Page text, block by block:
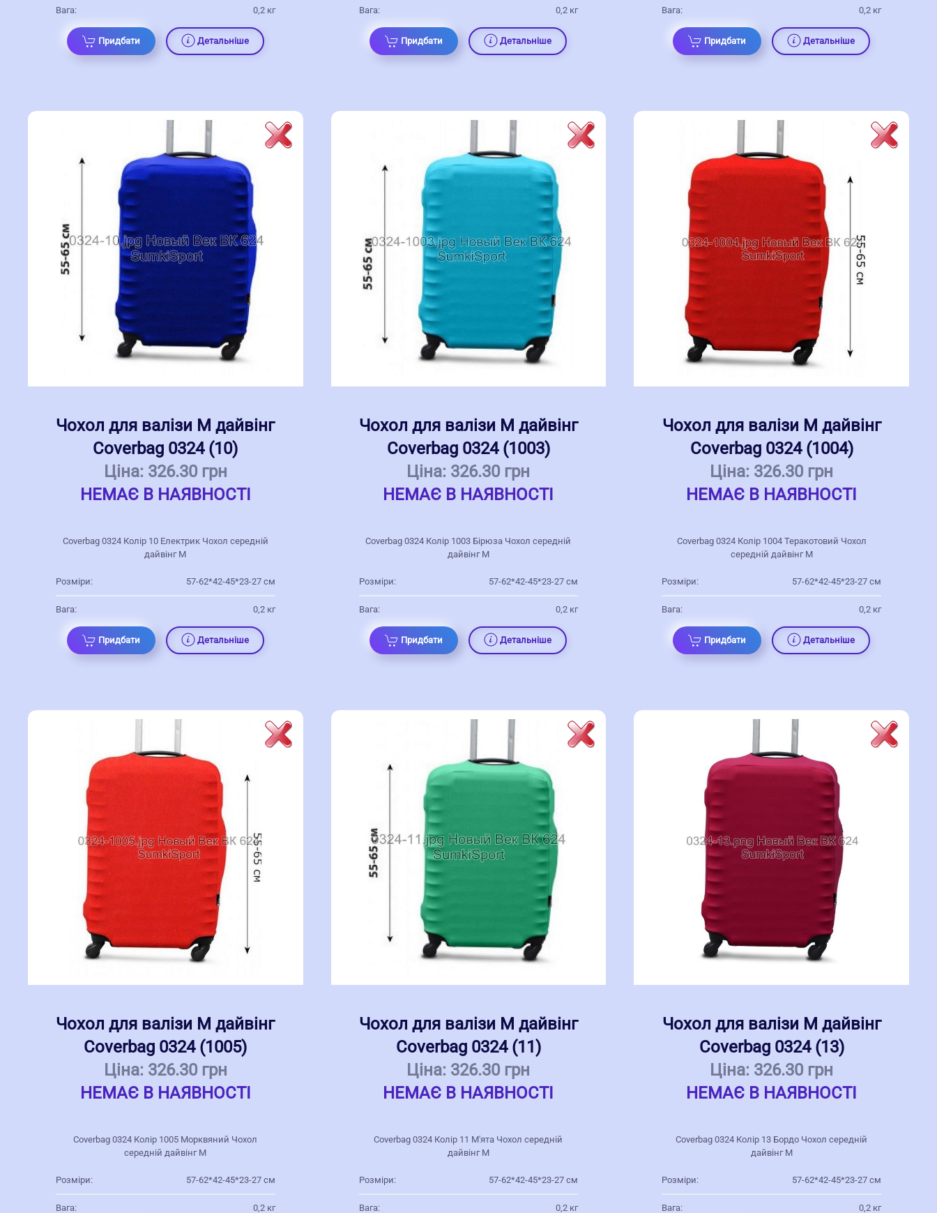
Вага: 0,2 кг
Придбати Детальніше
Вага: 0,2 кг
Придбати Детальніше
Вага: 0,2 кг
Придбати Детальніше
Чохол для валізи M дайвінг
Coverbag 0324 (10)
Ціна: 326.30 грн
НЕМАЄ В НАЯВНОСТІ
Coverbag 0324 Колір 10 Електрик Чохол середній
дайвінг M
Розміри: 57-62*42-45*23-27 см
Вага: 0,2 кг
Придбати Детальніше
Чохол для валізи M дайвінг
Coverbag 0324 (1003)
Ціна: 326.30 грн
НЕМАЄ В НАЯВНОСТІ
Coverbag 0324 Колір 1003 Бірюза Чохол середній
дайвінг M
Розміри: 57-62*42-45*23-27 см
Вага: 0,2 кг
Придбати Детальніше
Чохол для валізи M дайвінг
Coverbag 0324 (1004)
Ціна: 326.30 грн
НЕМАЄ В НАЯВНОСТІ
Coverbag 0324 Колір 1004 Теракотовий Чохол
середній дайвінг M
Розміри: 57-62*42-45*23-27 см
Вага: 0,2 кг
Придбати Детальніше
Чохол для валізи M дайвінг
Coverbag 0324 (1005)
Ціна: 326.30 грн
НЕМАЄ В НАЯВНОСТІ
Coverbag 0324 Колір 1005 Морквяний Чохол
середній дайвінг M
Розміри: 57-62*42-45*23-27 см
Вага: 0,2 кг
Чохол для валізи M дайвінг
Coverbag 0324 (11)
Ціна: 326.30 грн
НЕМАЄ В НАЯВНОСТІ
Coverbag 0324 Колір 11 М'ята Чохол середній
дайвінг M
Розміри: 57-62*42-45*23-27 см
Вага: 0,2 кг
Чохол для валізи M дайвінг
Coverbag 0324 (13)
Ціна: 326.30 грн
НЕМАЄ В НАЯВНОСТІ
Coverbag 0324 Колір 13 Бордо Чохол середній
дайвінг M
Розміри: 57-62*42-45*23-27 см
Вага: 0,2 кг